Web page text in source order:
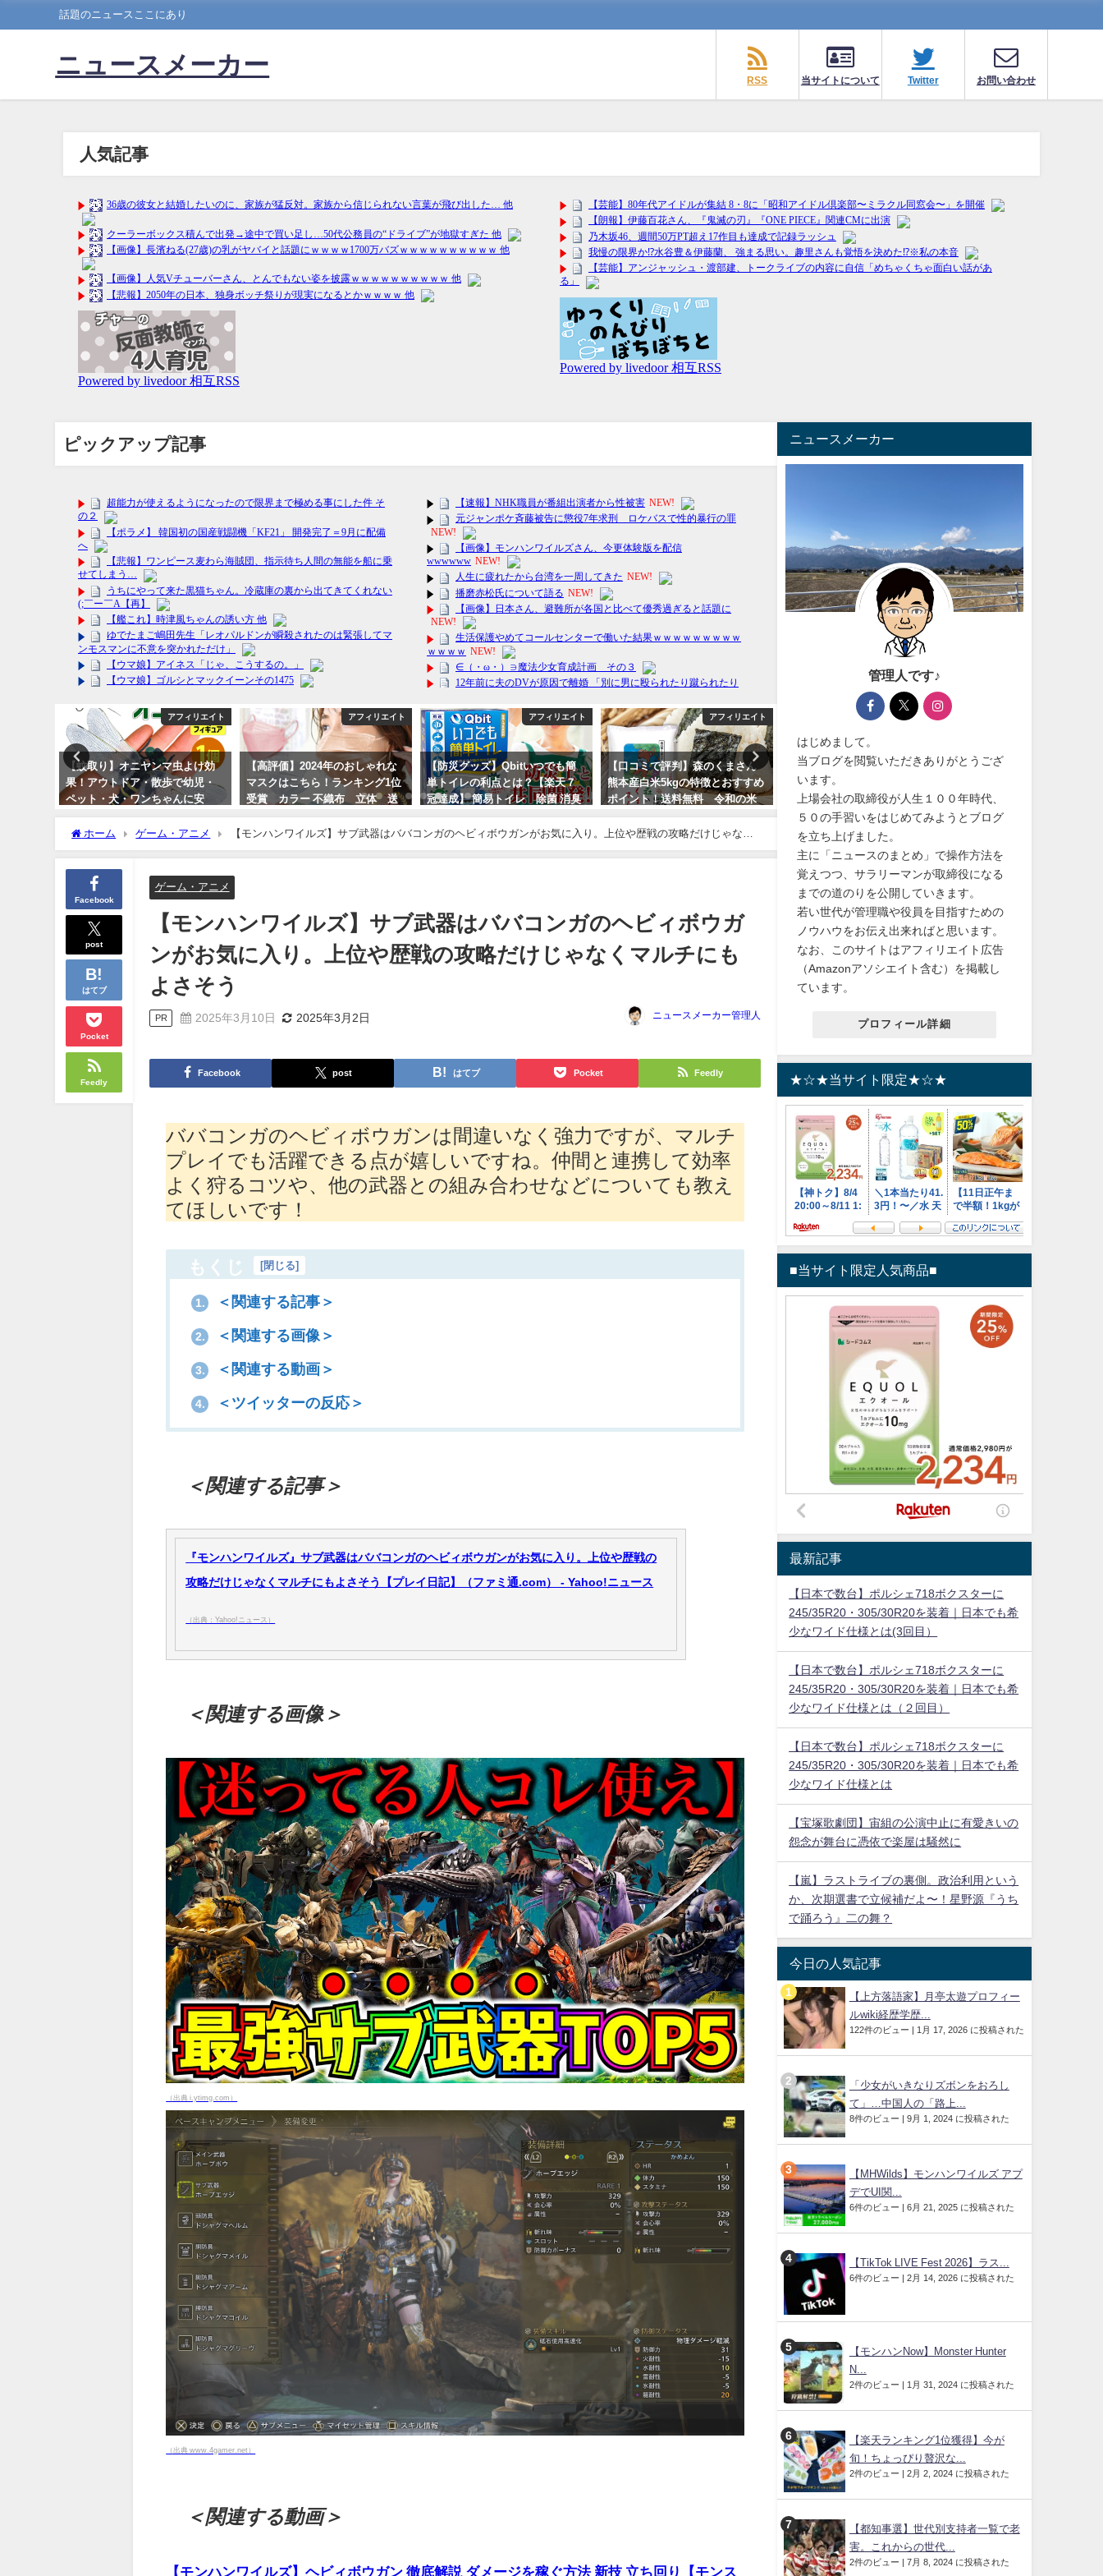
話題のニュースここにあり
ニュースメーカー
RSS 当サイトについて Twitter お問い合わせ
人気記事
ピックアップ記事
アフィリエイト
【蚊取り】オニヤンマ虫よけ効
果！アウトドア・散歩で幼児・
ペット・犬・ワンちゃんに安
心 12cm帽子ブローチ 送料無
料！
アフィリエイト
【高評価】2024年のおしゃれな
マスクはこちら！ランキング1位
受賞 カラー 不織布 立体 送
料無料！バーゲンセール
2024年3月13日
アフィリエイト
【防災グッズ】Qbitいつでも簡
単トイレの利点とは？【楽天７
冠達成】 簡易トイレ 除菌 消臭
携帯トイレ 送料無料！地震対策
2024年3月3日
アフィリエイト
【口コミで評判】森のくまさん
熊本産白米5kgの特徴とおすすめ
ポイント！送料無料 令和の米
騒動
2024年8月26日
アフィリエイト
【可愛い！】MusicLegs(ミュー
ジックレッグス) うさぎフェイス
プリントストッキング/タイツ
ML7166
2024年2月7日
【宝塚】宙組から半数以上
中止になる模様！？
2023年10月13日
ホーム ゲーム・アニメ
【モンハンワイルズ】サブ武器はババコンガのヘビィボウガンがお気に入り。上位や歴戦の攻略だけじゃなく
マルチにもよさそう
Facebook
post
はてブ
Pocket
Feedly
ゲーム・アニメ
【モンハンワイルズ】サブ武器はババコンガのヘビィボウガ
ンがお気に入り。上位や歴戦の攻略だけじゃなくマルチにも
よさそう
PR 2025年3月10日 2025年3月2日 ニュースメーカー管理人
Facebook post はてブ Pocket Feedly
ババコンガのヘビィボウガンは間違いなく強力ですが、マルチ
プレイでも活躍できる点が嬉しいですね。仲間と連携して効率
よく狩るコツや、他の武器との組み合わせなどについても教え
てほしいです！
もくじ [閉じる]
1. ＜関連する記事＞
2. ＜関連する画像＞
3. ＜関連する動画＞
4. ＜ツイッターの反応＞
＜関連する記事＞
『モンハンワイルズ』サブ武器はババコンガのヘビィボウガンがお気に入り。上位や歴戦の
攻略だけじゃなくマルチにもよさそう【プレイ日記】（ファミ通.com） - Yahoo!ニュース
（出典：Yahoo!ニュース）
＜関連する画像＞
（出典 i.ytimg.com）
（出典 www.4gamer.net）
＜関連する動画＞
【モンハンワイルズ】ヘビィボウガン 徹底解説 ダメージを稼ぐ方法 新技 立ち回り【モンス
ニュースメーカー
管理人です♪
はじめまして。
当ブログを閲覧いただきありがとうござ
います。
上場会社の取締役が人生１００年時代、
５０の手習いをはじめてみようとブログ
を立ち上げました。
主に「ニュースのまとめ」で操作方法を
覚えつつ、サラリーマンが取締役になる
までの道のりを公開していきます。
若い世代が管理職や役員を目指すための
ノウハウをお伝え出来ればと思います。
なお、このサイトはアフィリエイト広告
（Amazonアソシエイト含む）を掲載し
ています。
プロフィール詳細
★☆★当サイト限定★☆★
■当サイト限定人気商品■
最新記事
【日本で数台】ポルシェ718ボクスターに
245/35R20・305/30R20を装着｜日本でも希
少なワイド仕様とは(3回目）
【日本で数台】ポルシェ718ボクスターに
245/35R20・305/30R20を装着｜日本でも希
少なワイド仕様とは（２回目）
【日本で数台】ポルシェ718ボクスターに
245/35R20・305/30R20を装着｜日本でも希
少なワイド仕様とは
【宝塚歌劇団】宙組の公演中止に有愛きいの
怨念が舞台に憑依で楽屋は騒然に
【嵐】ラストライブの裏側。政治利用という
か、次期選書で立候補だよ〜！星野源『うち
で踊ろう』二の舞？
今日の人気記事
【上方落語家】月亭太遊プロフィー
ルwiki経歴学歴...
122件のビュー | 1月 17, 2026 に投稿された
「少女がいきなりズボンをおろし
て」…中国人の「路上...
8件のビュー | 9月 1, 2024 に投稿された
【MHWilds】モンハンワイルズ アプ
デでUI関...
6件のビュー | 6月 21, 2025 に投稿された
【TikTok LIVE Fest 2026】ラス...
6件のビュー | 2月 14, 2026 に投稿された
【モンハンNow】Monster Hunter
N...
2件のビュー | 1月 31, 2024 に投稿された
【楽天ランキング1位獲得】今が
旬！ちょっぴり贅沢な...
2件のビュー | 2月 2, 2024 に投稿された
【都知事選】世代別支持者一覧で老
害。これからの世代...
2件のビュー | 7月 8, 2024 に投稿された